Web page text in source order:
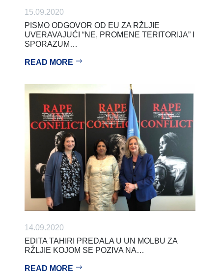
15.09.2020
PISMO ODGOVOR OD EU ZA RŽLJIE
UVERAVAJUĆI “NE, PROMENE TERITORIJA” I
SPORAZUM…
READ MORE
14.09.2020
EDITA TAHIRI PREDALA U UN MOLBU ZA
RŽLJIE KOJOM SE POZIVA NA…
READ MORE